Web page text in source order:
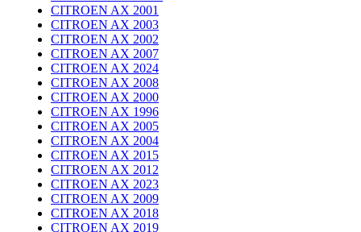
CITROEN AX 2001
CITROEN AX 2003
CITROEN AX 2002
CITROEN AX 2007
CITROEN AX 2024
CITROEN AX 2008
CITROEN AX 2000
CITROEN AX 1996
CITROEN AX 2005
CITROEN AX 2004
CITROEN AX 2015
CITROEN AX 2012
CITROEN AX 2023
CITROEN AX 2009
CITROEN AX 2018
CITROEN AX 2019